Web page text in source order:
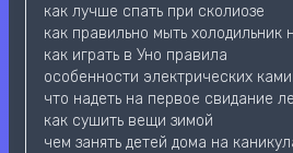
как лучше спать при сколиозе
как правильно мыть холодильник
как играть в Уно правила
особенности электрических
что надеть на первое свидание
как сушить вещи зимой
чем занять детей дома на